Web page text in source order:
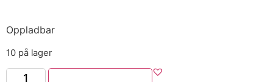
Oppladbar
10 på lager